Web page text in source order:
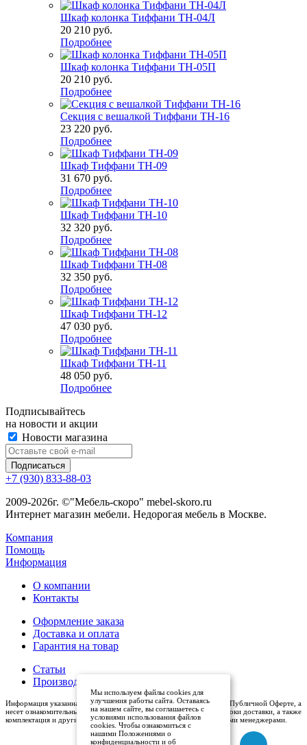
Шкаф колонка Тиффани ТН-04Л
20 210 руб.
Подробнее
Шкаф колонка Тиффани ТН-05П
20 210 руб.
Подробнее
Секция с вешалкой Тиффани ТН-16
23 220 руб.
Подробнее
Шкаф Тиффани ТН-09
31 670 руб.
Подробнее
Шкаф Тиффани ТН-10
32 320 руб.
Подробнее
Шкаф Тиффани ТН-08
32 350 руб.
Подробнее
Шкаф Тиффани ТН-12
47 030 руб.
Подробнее
Шкаф Тиффани ТН-11
48 050 руб.
Подробнее
Подписывайтесь
на новости и акции
Новости магазина
+7 (930) 833-88-03
2009-2026г. ©"Мебель-скоро" mebel-skoro.ru
Интернет магазин мебели. Недорогая мебель в Москве.
Компания
Помощь
Информация
О компании
Контакты
Оформление заказа
Доставка и оплата
Гарантия на товар
Статьи
Производители
Информация указанная на сайте (описания и цены), не относится к Публичной Оферте, а
несет ознакомительный характер. Окончательная цена, условия и сроки доставки, а также
комплектация и другие характеристики товаров - уточняются нашими менеджерами.
Мы используем файлы cookies для
улучшения работы сайта. Оставаясь
на нашем сайте, вы соглашаетесь с
условиями использования файлов
cookies. Чтобы ознакомиться с
нашими Положениями о
конфиденциальности и об